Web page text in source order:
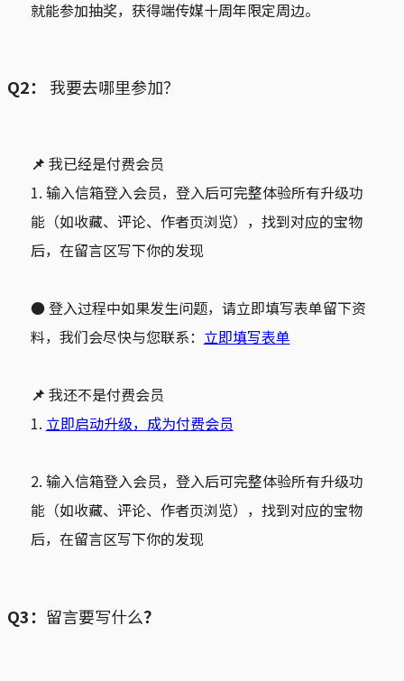
就能参加抽奖，获得端传媒十周年限定周边。
Q2： 我要去哪里参加？
📌 我已经是付费会员
1. 输入信箱登入会员，登入后可完整体验所有升级功
能（如收藏、评论、作者页浏览），找到对应的宝物
后，在留言区写下你的发现
● 登入过程中如果发生问题，请立即填写表单留下资
料，我们会尽快与您联系： 立即填写表单
📌 我还不是付费会员
1. 立即启动升级，成为付费会员
2. 输入信箱登入会员，登入后可完整体验所有升级功
能（如收藏、评论、作者页浏览），找到对应的宝物
后，在留言区写下你的发现
Q3： 留言要写什么？